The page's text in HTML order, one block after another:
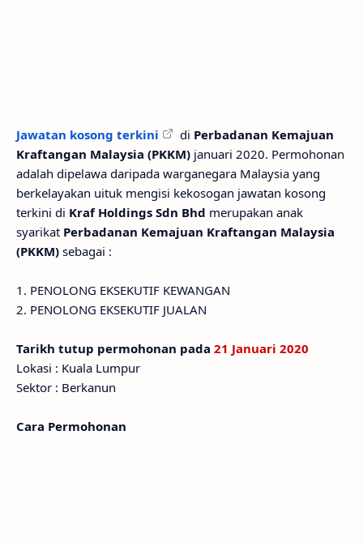
Jawatan kosong terkini di Perbadanan Kemajuan
Kraftangan Malaysia (PKKM) januari 2020. Permohonan
adalah dipelawa daripada warganegara Malaysia yang
berkelayakan uituk mengisi kekosogan jawatan kosong
terkini di Kraf Holdings Sdn Bhd merupakan anak
syarikat Perbadanan Kemajuan Kraftangan Malaysia
(PKKM) sebagai :
1. PENOLONG EKSEKUTIF KEWANGAN
2. PENOLONG EKSEKUTIF JUALAN
Tarikh tutup permohonan pada 21 Januari 2020
Lokasi : Kuala Lumpur
Sektor : Berkanun
Cara Permohonan